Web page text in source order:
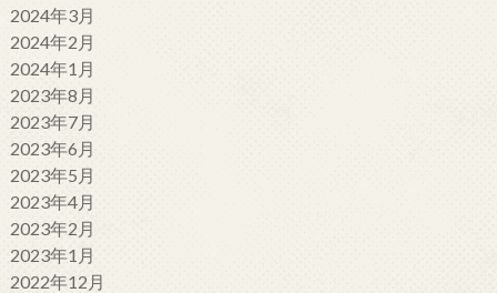
2024年3月
2024年2月
2024年1月
2023年8月
2023年7月
2023年6月
2023年5月
2023年4月
2023年2月
2023年1月
2022年12月